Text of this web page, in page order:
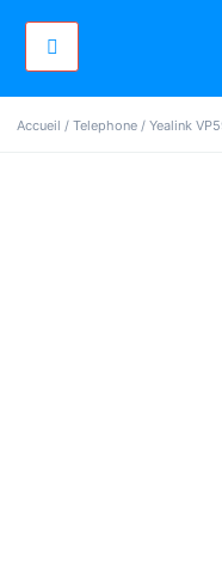
Accueil / Telephone / Yealink